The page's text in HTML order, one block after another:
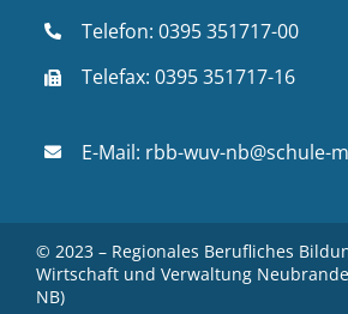
Telefon:0395 351717-00
Telefax: 0395 351717-16
E-Mail: rbb-wuv-nb@schule-
© 2023 – Regionales Berufliches
Wirtschaft und Verwaltung
NB)